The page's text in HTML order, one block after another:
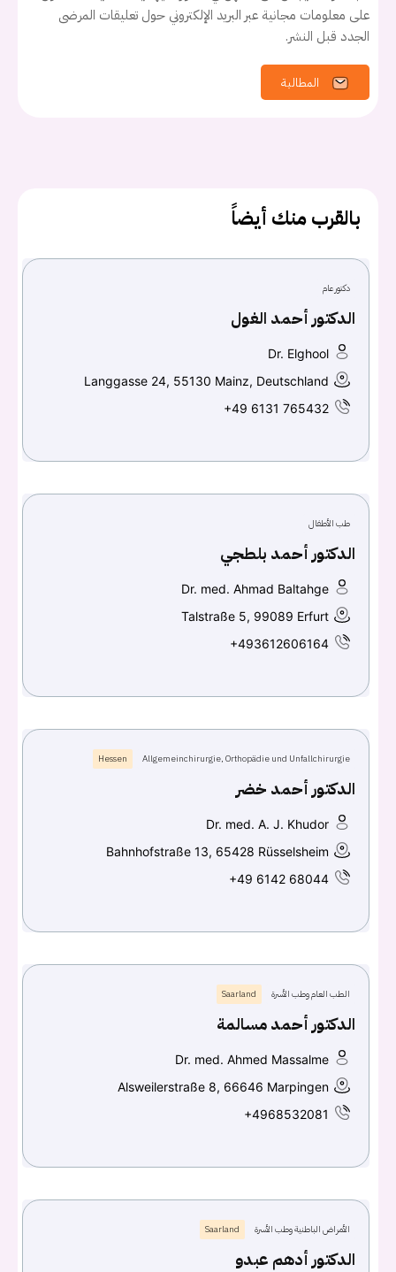
كلمه السر
تسجيل الدخول
Continue withFacebook
على معلومات مجانية عبر البريد الإلكتروني حول تعليقات المرضى
الجدد قبل النشر.
المطالبة
بالقرب منك أيضاً
دكتور عام
الدكتور أحمد الغول
Dr. Elghool
Langgasse 24, 55130 Mainz, Deutschland
+49 6131 765432
طب الأطفال
الدكتور أحمد بلطجي
Dr. med. Ahmad Baltahge
Talstraße 5, 99089 Erfurt
+493612606164
Allgemeinchirurgie, Orthopädie und Unfallchirurgie
Hessen
الدكتور أحمد خضر
Dr. med. A. J. Khudor
Bahnhofstraße 13, 65428 Rüsselsheim
+49 6142 68044
الطب العام وطب الأسرة Saarland
الدكتور أحمد مسالمة
Dr. med. Ahmed Massalme
Alsweilerstraße 8, 66646 Marpingen
+4968532081
الأمراض الباطنية وطب الأسرة Saarland
الدكتور أدهم عبدو